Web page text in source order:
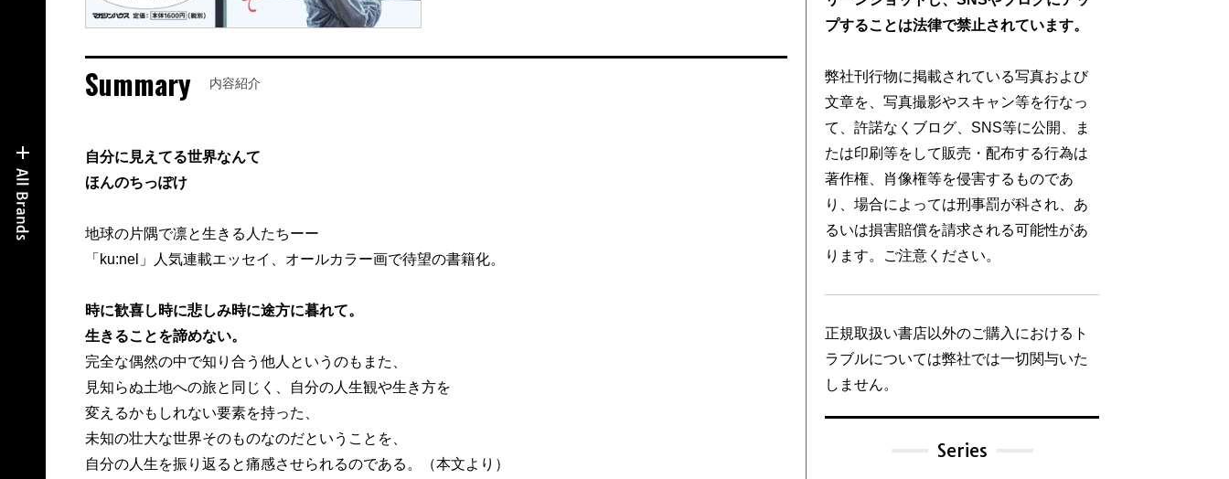
Summary 内容紹介
自分に見えてる世界なんて
ほんのちっぽけ
地球の片隅で凛と生きる人たちーー
「ku:nel」人気連載エッセイ、オールカラー画で待望の書籍化。
時に歓喜し時に悲しみ時に途方に暮れて。
生きることを諦めない。
完全な偶然の中で知り合う他人というのもまた、
見知らぬ土地への旅と同じく、自分の人生観や生き方を
変えるかもしれない要素を持った、
未知の壮大な世界そのものなのだということを、
自分の人生を振り返ると痛感させられるのである。（本文より）
プすることは法律で禁止されています。
弊社刊行物に掲載されている写真および
文章を、写真撮影やスキャン等を行なっ
て、許諾なくブログ、SNS等に公開、ま
たは印刷等をして販売・配布する行為は
著作権、肖像権等を侵害するものであ
り、場合によっては刑事罰が科され、あ
るいは損害賠償を請求される可能性があ
ります。ご注意ください。
正規取扱い書店以外のご購入におけるト
ラブルについては弊社では一切関与いた
しません。
Series